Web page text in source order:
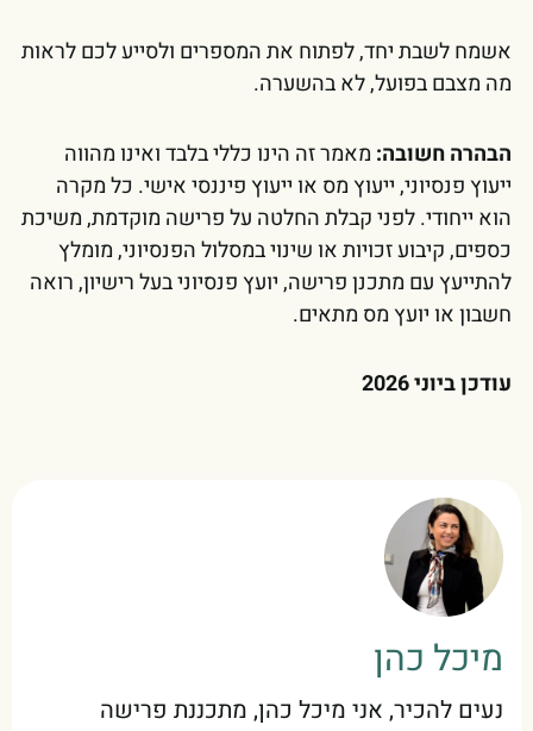
אשמח לשבת יחד, לפתוח את המספרים ולסייע לכם לראות
מה מצבם בפועל, לא בהשערה.
הבהרה חשובה: מאמר זה הינו כללי בלבד ואינו מהווה
ייעוץ פנסיוני, ייעוץ מס או ייעוץ פיננסי אישי. כל מקרה
הוא ייחודי. לפני קבלת החלטה על פרישה מוקדמת, משיכת
כספים, קיבוע זכויות או שינוי במסלול הפנסיוני, מומלץ
להתייעץ עם מתכנן פרישה, יועץ פנסיוני בעל רישיון, רואה
חשבון או יועץ מס מתאים.
עודכן ביוני 2026
מיכל כהן
נעים להכיר, אני מיכל כהן, מתכננת פרישה